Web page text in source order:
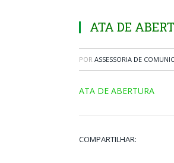
ATA DE
POR ASSESSORIA DE
ATA DE ABERTURA
COMPARTILHAR: